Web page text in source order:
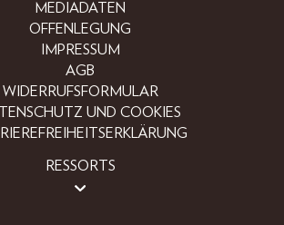
MEDIADATEN
OFFENLEGUNG
IMPRESSUM
AGB
WIDERRUFSFORMULAR
UND COOKIES
RESSORTS